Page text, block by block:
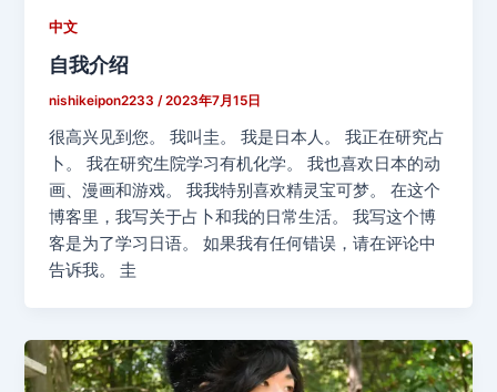
中文
自我介绍
nishikeipon2233/2023年7月15日
很高兴见到您。 我叫圭。 我是日本人。 我正在研究占
卜。 我在研究生院学习有机化学。 我也喜欢日本的动
画、漫画和游戏。 我我特别喜欢精灵宝可梦。 在这个
博客里，我写关于占卜和我的日常生活。 我写这个博
客是为了学习日语。 如果我有任何错误，请在评论中
告诉我。 圭